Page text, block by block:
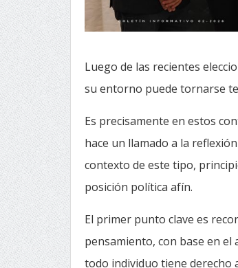
Luego de las recientes
su entorno puede
Es precisamente en estos
hace un llamado a la
contexto de este tipo,
posición política afín.
El primer punto clave es
pensamiento, con base en el
todo individuo tiene derecho